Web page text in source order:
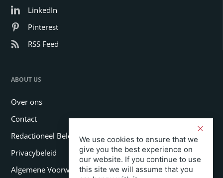
LinkedIn
Pinterest
RSS Feed
ABOUT US
Over ons
Contact
Redactioneel Beleid
Privacybeleid
Algemene Voorwaarden
We use cookies to ensure that we
give you the best experience on
our website. If you continue to use
this site we will assume that you